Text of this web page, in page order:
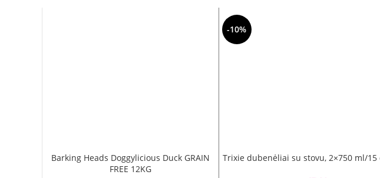
Barking Heads Doggylicious Duck GRAIN
FREE 12KG
-10%
Trixie dubenėliai su stovu, 2×750 ml/15